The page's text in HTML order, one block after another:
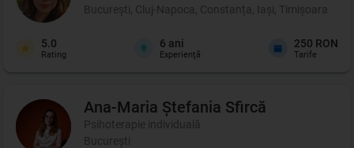
București, Cluj-Napoca, Constanța, Iași, Timișoara
5.0
Rating
6 ani
Experienţă
250 RON
Tarife
Ana-Maria Ștefania Sfircă
Psihoterapie individuală
București